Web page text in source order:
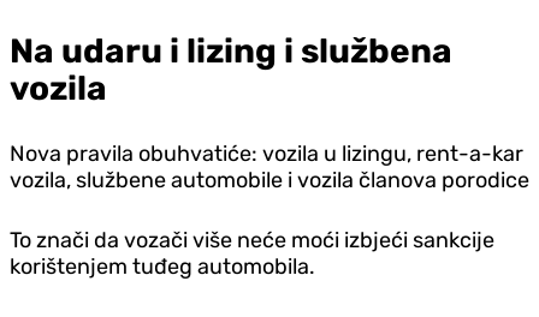
Na udaru i lizing i službena
vozila
Nova pravila obuhvatiće: vozila u lizingu, rent-a-kar
vozila, službene automobile i vozila članova porodice
To znači da vozači više neće moći izbjeći sankcije
korištenjem tuđeg automobila.